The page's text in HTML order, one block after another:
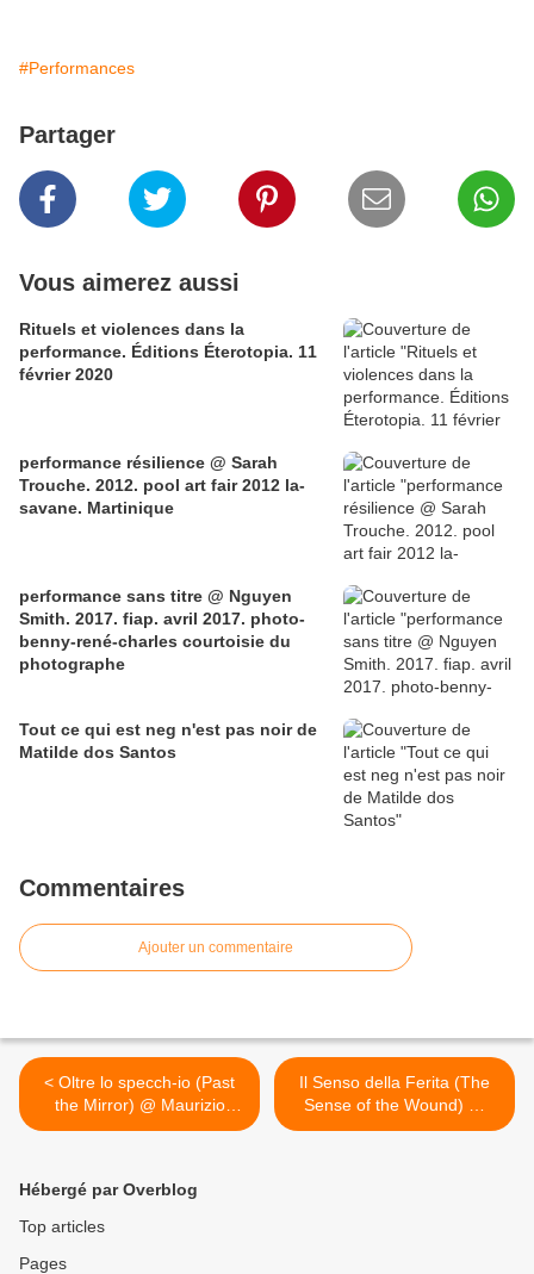
#Performances
Partager
Vous aimerez aussi
Rituels et violences dans la
performance. Éditions Éterotopia. 11
février 2020
performance résilience @ Sarah
Trouche. 2012. pool art fair 2012 la-
savane. Martinique
performance sans titre @ Nguyen
Smith. 2017. fiap. avril 2017. photo-
benny-rené-charles courtoisie du
photographe
Tout ce qui est neg n'est pas noir de
Matilde dos Santos
Commentaires
Ajouter un commentaire
< Oltre lo specch-io (Past
the Mirror) @ Maurizio
Cesarini. 1975
Il Senso della Ferita (The
Sense of the Wound) @
Maurizio Cesarini. 1977 >
Hébergé par Overblog
Top articles
Pages